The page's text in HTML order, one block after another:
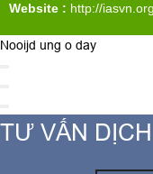
Website : http://iasvn.org
Nooijd ung o day
TƯ VẤN